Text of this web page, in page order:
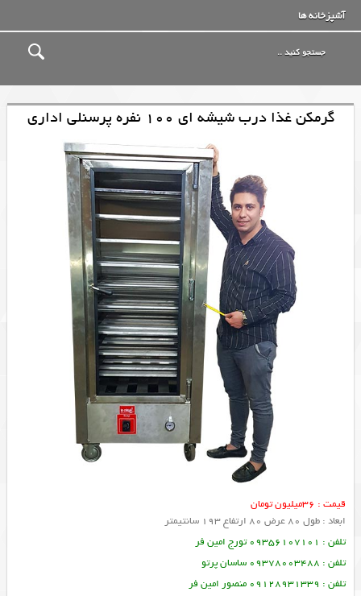
آشپزخانه ها
گرمکن غذا درب شیشه ای 100 نفره پرسنلی اداری
قیمت : 36میلیون تومان
ابعاد : طول 80 عرض 80 ارتفاع 193 سانتیمتر
تلفن : 09356107101 تورج امین فر
تلفن : 09378003488 ساسان پرتو
تلفن : 09128931339 منصور امین فر